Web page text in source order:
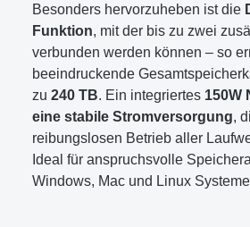
Besonders hervorzuheben ist die
Funktion, mit der bis zu zwei
verbunden werden können – so
beeindruckende
zu 240 TB. Ein integriertes 150W
eine stabile Stromversorgung,
reibungslosen Betrieb aller
Ideal für anspruchsvolle
Windows, Mac und Linux